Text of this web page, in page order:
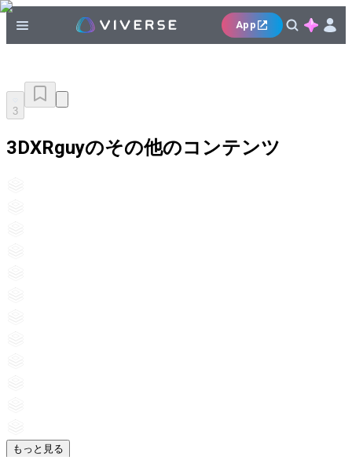
App
3
3DXRguyのその他のコンテンツ
もっと見る